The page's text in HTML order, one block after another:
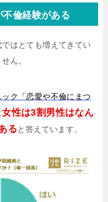
不倫経験がある
はとても増えてきてい
ん。
ック「恋愛や不倫にまつ
女性は3割男性はなん
ると答えています。